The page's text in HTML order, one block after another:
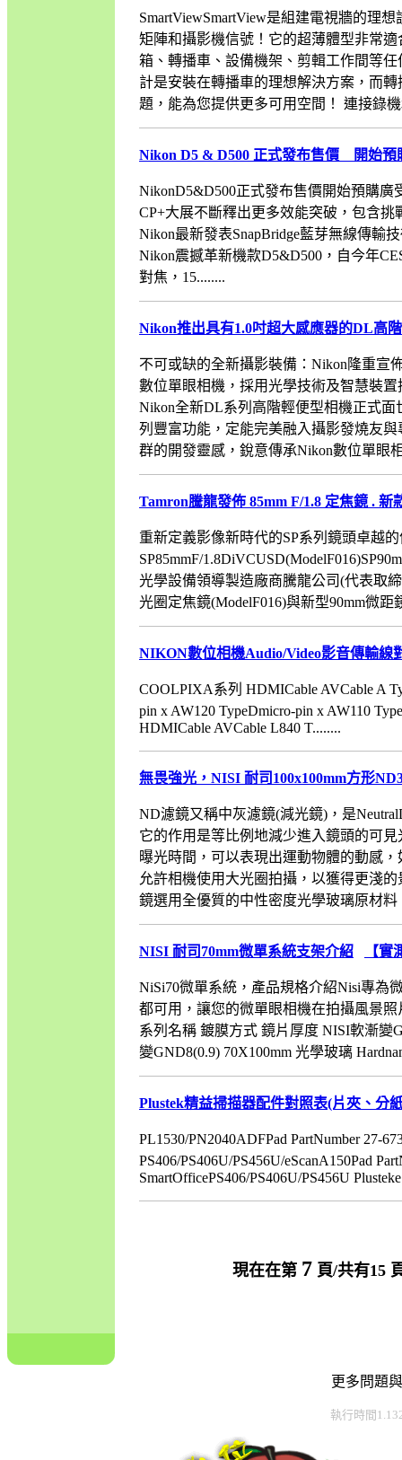
SmartViewSmartView是組建電視牆的理
矩陣和攝影機信號！它的超薄體型非常
箱、轉播車、設備機架、剪輯工作間等
計是安裝在轉播車的理想解決方案，而
題，能為您提供更多可用空間！ 連接錄
Nikon D5 & D500 正式發布售價 開始預
NikonD5&D500正式發布售價開始預購
CP+大展不斷釋出更多效能突破，包含
Nikon最新發表SnapBridge藍芽無線傳輸
Nikon震撼革新機款D5&D500，自今年
對焦，15........
Nikon推出具有1.0吋超大感應器的DL高
不可或缺的全新攝影裝備：Nikon隆重宣
數位單眼相機，採用光學技術及智慧裝
Nikon全新DL系列高階輕便型相機正式面
列豐富功能，定能完美融入攝影發燒友
群的開發靈感，銳意傳承Nikon數位單眼
Tamron騰龍發佈 85mm F/1.8 定焦鏡 . 新
重新定義影像新時代的SP系列鏡頭卓越
SP85mmF/
光學設備領導製造廠商騰龍公司(代表取
光圈定焦鏡(ModelF016)與新型90mm微距
NIKON數位相機Audio/Video影音傳輸線
COOLPIXA系列 HDMICable AVCable A
pin x AW120 TypeDmicro-pin x AW110
HDMICable AVCable L840 T........
無畏強光，NISI 耐司100x100mm方形
ND濾鏡又稱中灰濾鏡(減光鏡)，是
它的作用是等比例地減少進入鏡頭的可
曝光時間，可以表現出運動物體的動感
允許相機使用大光圈拍攝，以獲得更淺
鏡選用全優質的中性密度光學玻璃原材
NISI 耐司70mm微單系統支架介紹 【實
NiSi70微單系統，產品規格介紹Nisi專為
都可用，讓您的微單眼相機在拍攝風景
系列名稱 鍍膜方式 鏡片厚度 NISI軟漸變
變GND8(0.9) 70X100mm 光學玻璃
Plustek精益掃描器配件對照表(片夾、分
PL1530/PN2040ADFPad PartNumber 27-
PS406/PS406U/PS456U/eScanA150Pad
SmartOfficePS406/PS406U/PS456U
現在在第 7 頁/共有15
更多問題
執行時間